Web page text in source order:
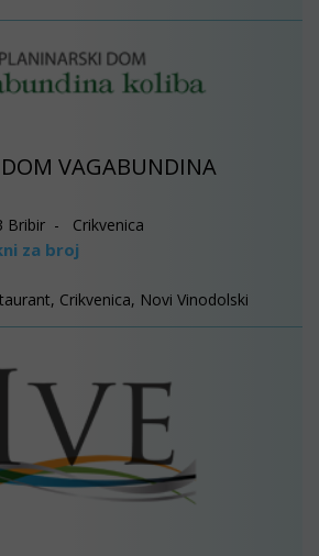
VAGABUNDINA
Bribir - Crikvenica
za broj
Crikvenica, Novi Vinodolski